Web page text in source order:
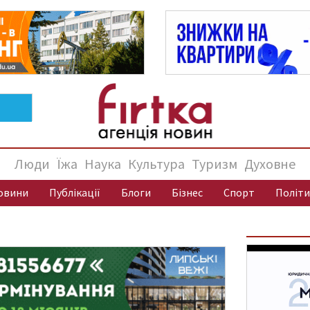
Люди Їжа Наука Культура Туризм Духовне
Публікації Блоги Бізнес Спорт